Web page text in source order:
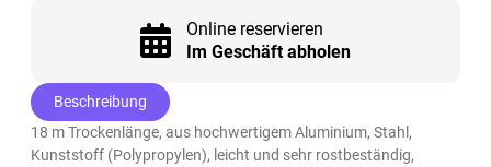
Online reservieren
Im Geschäft abholen
Beschreibung
18 m Trockenlänge, aus hochwertigem Aluminium, Stahl,
Kunststoff (Polypropylen), leicht und sehr rostbeständig,